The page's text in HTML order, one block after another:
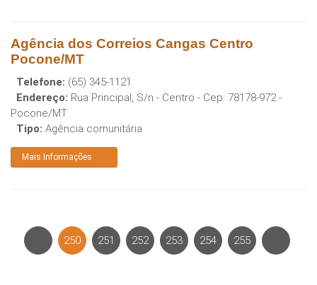
Agência dos Correios Cangas Centro
Pocone/MT
Telefone: (65) 345-1121
Endereço: Rua Principal, S/n - Centro - Cep: 78178-972-
Pocone/MT
Tipo: Agência comunitária
Mais Informações
250 251 252 253 254 255